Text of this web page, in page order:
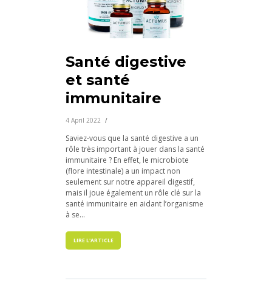
Santé digestive
et santé
immunitaire
4 April 2022
Saviez-vous que la santé digestive a un
rôle très important à jouer dans la santé
immunitaire ? En effet, le microbiote
(flore intestinale) a un impact non
seulement sur notre appareil digestif,
mais il joue également un rôle clé sur la
santé immunitaire en aidant l’organisme
à se...
LIRE L'ARTICLE